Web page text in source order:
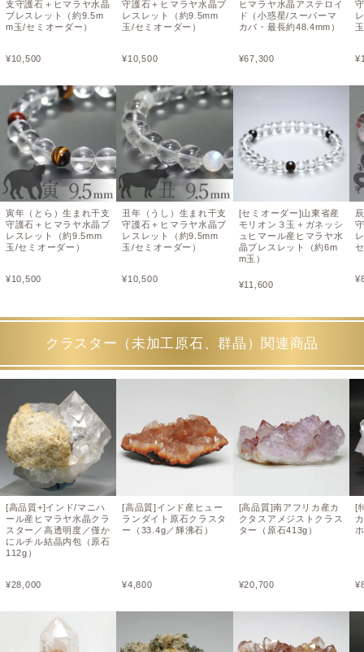
支守護石＋ヒマラヤ水晶
ブレスレット（約9.5m
m玉/セミオーダー）
¥10,500
寅年（とら）生まれ干支
守護石＋ヒマラヤ水晶ブ
レスレット（約9.5mm
玉/セミオーダー）
¥10,500
守護石＋ヒマラヤ水晶ブ
レスレット（約9.5mm
玉/セミオーダー）
¥10,500
丑年（うし）生まれ干支
守護石＋ヒマラヤ水晶ブ
レスレット（約9.5mm
玉/セミオーダー）
¥10,500
ヒマラヤ水晶アステロイ
ド（小惑星/スーパーマ
カバ・最長約48.4mm）
¥67,300
[セミオーダー]山東省産
モリオン３玉＋ガネッシ
ュヒマール産ヒマラヤ水
晶ブレスレット（約6m
m玉）
¥11,600
¥
¥
クラスター（未加工原石、群晶）関連商品
[高品質+]インド/マニハ
ール産ヒマラヤ水晶クラ
スター／高透明度／僅か
にルチル結晶内包（原石
112g）
¥28,000
[高品質]インド産ヒュー
ランダイト原石クラスタ
ー（33.4g／輝沸石）
¥4,800
[高品質]南アフリカ産カ
クタスアメジストクラス
ター（原石413g）
¥20,700
[
¥